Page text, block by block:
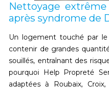
Nettoyage
après syndrome de
Un logement touché par
contenir de grandes
souillés, entraînant des
pourquoi Help Propreté
adaptées à Roubaix,